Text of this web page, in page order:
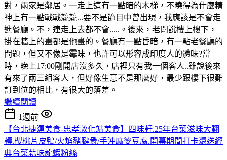
對，兩家是鄰居。一走上這有一點暗的木梯，不曉得為什麼精
神上有一點戰戰競競...要不是節目中曾出現，我應該是不會走
進餐廳。不，連走上去都不會.....。後來，老闆說樓上樓下，
掛在牆上的畫都是他畫的。餐廳有一點昏暗，有一點老餐廳的
問題，但又不像是霉味，也許可以形容成印度人的體味?當
時，晚上17:00剛開店沒多久，店裡只有我一個客人..雖說後來
有來了兩三組客人，但好像生意不是那麼好，最少跟樓下很難
訂到位的相比，有很大的落差。
繼續閱讀
1週前
【台北捷運美食-忠孝敦化站美食】四味軒.25年台菜滋味大翻
轉.櫻桃片皮鴨/火焰豬腱骨/手沖麻婆豆腐.開幕期間打卡還送經
典台菜蒜味龍蝦粉絲